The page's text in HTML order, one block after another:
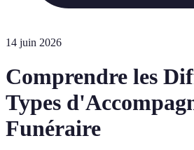
14 juin 2026
Comprendre les
Types
Funéraire